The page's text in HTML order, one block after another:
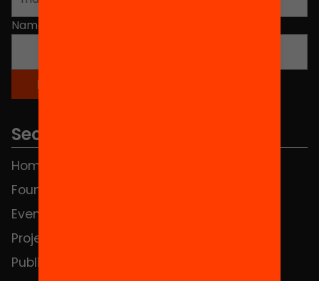
Name
Sections
Home
Foundation
Events
Projects
Publications and videos